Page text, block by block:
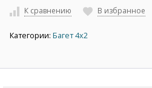
К сравнению В избранное
Категории: Багет 4х2